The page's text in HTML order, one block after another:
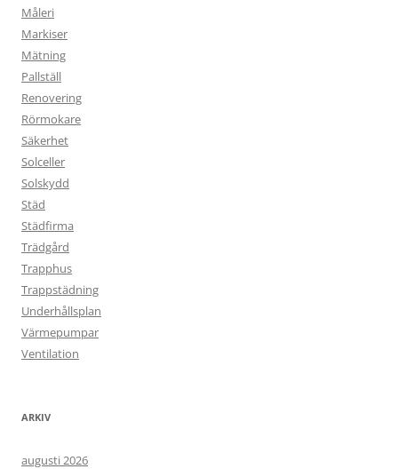
Måleri
Markiser
Mätning
Pallställ
Renovering
Rörmokare
Säkerhet
Solceller
Solskydd
Städ
Städfirma
Trädgård
Trapphus
Trappstädning
Underhållsplan
Värmepumpar
Ventilation
ARKIV
augusti 2026